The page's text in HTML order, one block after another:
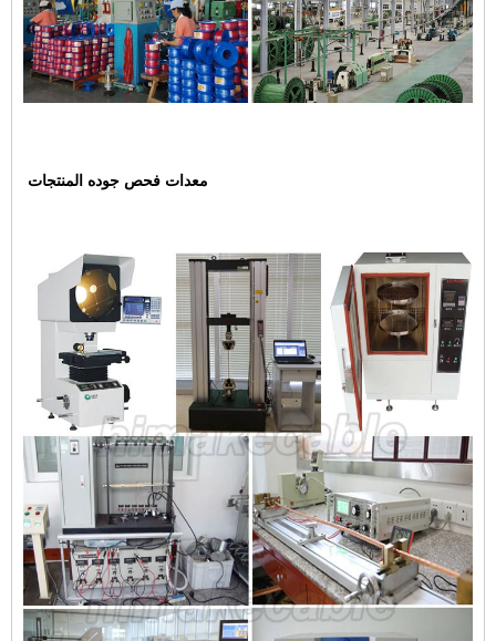
معدات فحص جوده المنتجات